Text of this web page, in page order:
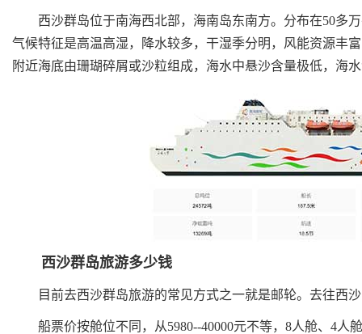
西沙群岛位于南海西北部，海南岛东南方。分布在50多万
气候特征是高温高湿，降水较多，干湿季分明，风能资源丰
附近海底由珊瑚碎屑或沙粒组成，海水中悬沙含量极低，海
西沙群岛旅游多少钱
目前去西沙群岛旅游的常见方式之一就是邮轮。去往西沙
船票价按舱位不同，从5980--40000元不等，8人舱、4人